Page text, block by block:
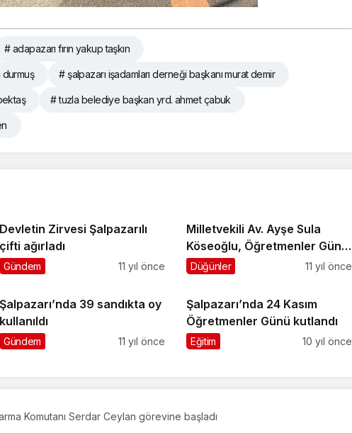
# adapazarı fırın yakup taşkın
# şalpazarı işadamları derneği başkanı murat demir
# tuzla belediye başkan yrd. ahmet çabuk
Devletin Zirvesi Şalpazarılı
çifti ağırladı
Gündem 11 yıl önce
Milletvekili Av. Ayşe Sula
Köseoğlu, Öğretmenler Günü
dolayısıyla mesaj yayımladı
Düğünler 11 yıl önce
Şalpazarı’nda 39 sandıkta oy
kullanıldı
Gündem 11 yıl önce
Şalpazarı’nda 24 Kasım
Öğretmenler Günü kutlandı
Eğitim 10 yıl önce
Komutanı Serdar Ceylan görevine başladı